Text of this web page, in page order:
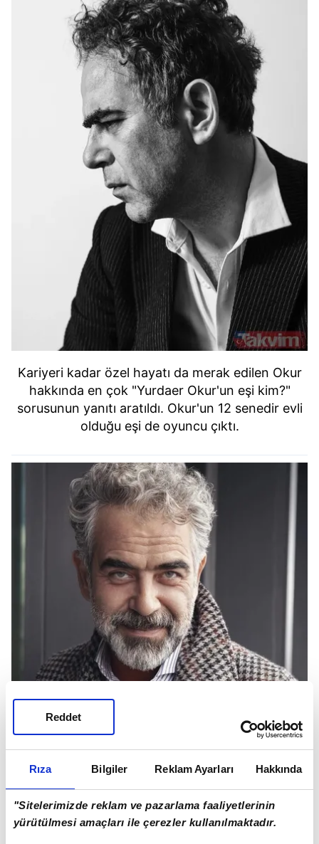
Rıza Bilgiler Reklam Ayarları Hakkında
"Sitelerimizde reklam ve pazarlama faaliyetlerinin
yürütülmesi amaçları ile çerezler kullanılmaktadır.
Reddet
Kariyeri kadar özel hayatı da merak edilen Okur
hakkında en çok "Yurdaer Okur'un eşi kim?"
sorusunun yanıtı aratıldı. Okur'un 12 senedir evli
olduğu eşi de oyuncu çıktı.
isimlerin eşleri ve sevgilileri...